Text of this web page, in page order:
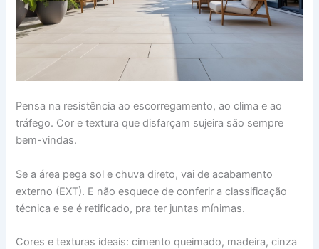
Pensa na resistência ao escorregamento, ao clima e ao
tráfego. Cor e textura que disfarçam sujeira são sempre
bem-vindas.
Se a área pega sol e chuva direto, vai de acabamento
externo (EXT). E não esquece de conferir a classificação
técnica e se é retificado, pra ter juntas mínimas.
Cores e texturas ideais: cimento queimado, madeira, cinza